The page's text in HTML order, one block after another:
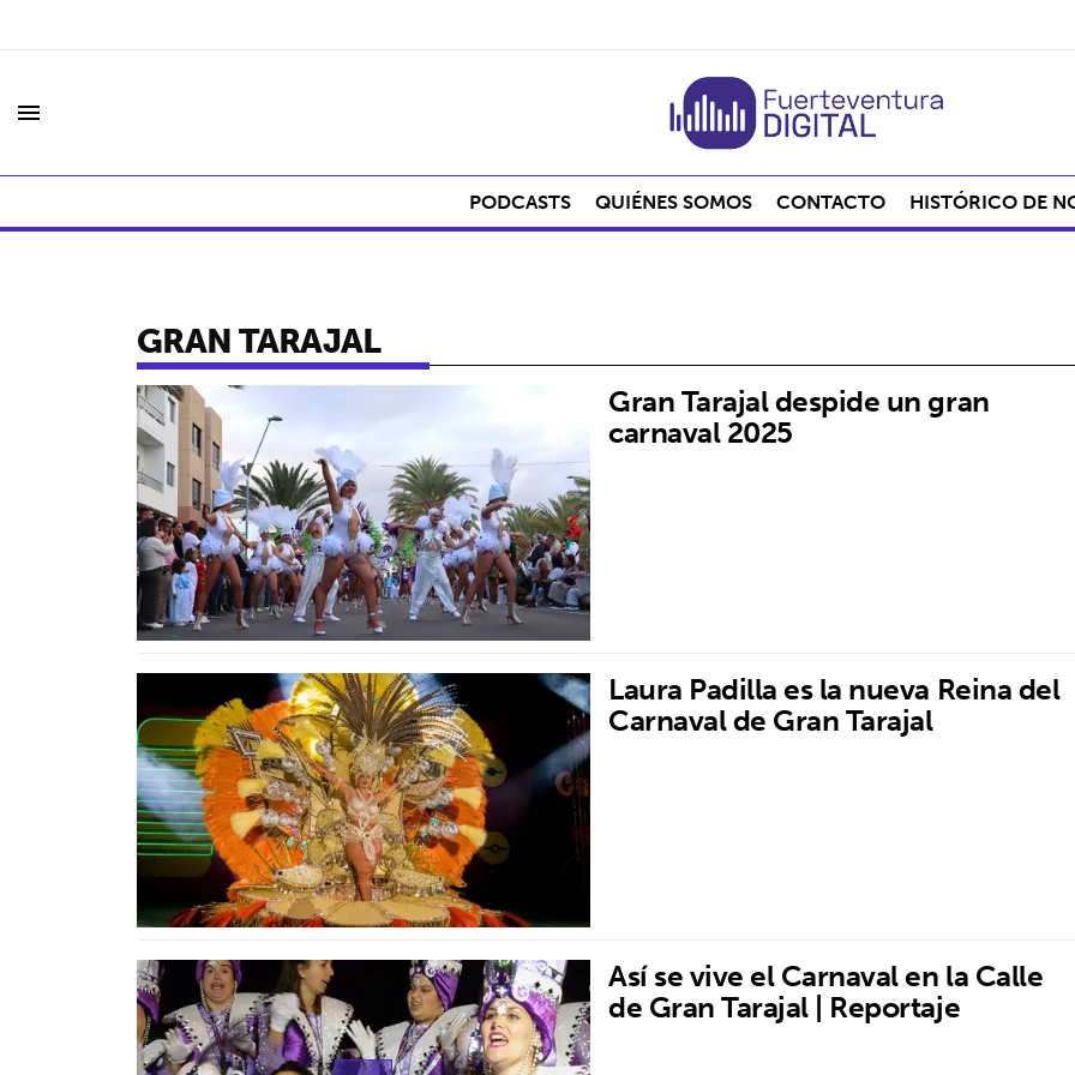
menu
PODCASTS QUIÉNES SOMOS CONTACTO HISTÓRICO DE
GRAN TARAJAL
Gran Tarajal despide un gran
carnaval 2025
Laura Padilla es la nueva Reina del
Carnaval de Gran Tarajal
Así se vive el Carnaval en la Calle
de Gran Tarajal | Reportaje